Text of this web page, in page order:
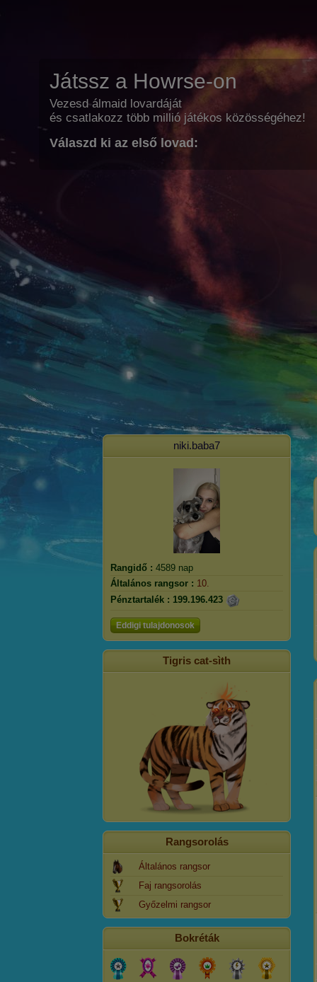
Játssz a Howrse-on
Vezesd álmaid lovardáját
és csatlakozz több millió játékos közösségéhez!
Válaszd ki az első lovad:
niki.baba7
Rangidő : 4589 nap
Általános rangsor : 10.
Pénztartalék : 199.196.423
Eddigi tulajdonosok
Tigris cat-sìth
Rangsorolás
Általános rangsor
Faj rangsorolás
Győzelmi rangsor
Bokréták